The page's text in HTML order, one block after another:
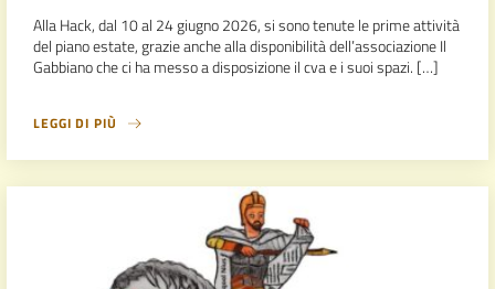
Alla Hack, dal 10 al 24 giugno 2026, si sono tenute le prime attività
del piano estate, grazie anche alla disponibilità dell’associazione Il
Gabbiano che ci ha messo a disposizione il cva e i suoi spazi. […]
LEGGI DI PIÙ